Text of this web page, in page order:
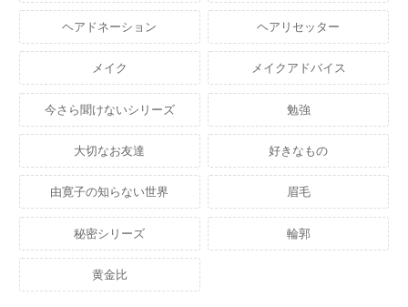
ヘアドネーション ヘアリセッター
メイク メイクアドバイス
今さら聞けないシリーズ 勉強
大切なお友達 好きなもの
由寛子の知らない世界 眉毛
秘密シリーズ 輪郭
黄金比